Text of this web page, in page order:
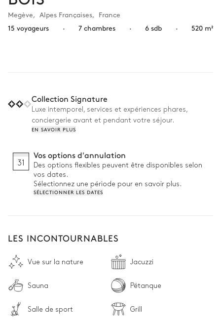
Megève, Alpes Françaises, France
15 voyageurs
· 7 chambres · 6 sdb · 520 m²
Collection Signature
Luxe intemporel, services et expériences phares,
conciergerie avant et pendant votre séjour.
EN SAVOIR PLUS
31
Vos options d'annulation
Des options flexibles peuvent être disponibles selon
vos dates.
Sélectionnez une période pour en savoir plus.
SÉLECTIONNER LES DATES
LES INCONTOURNABLES
Vue sur la nature Jacuzzi
Sauna Pétanque
Salle de sport Grill